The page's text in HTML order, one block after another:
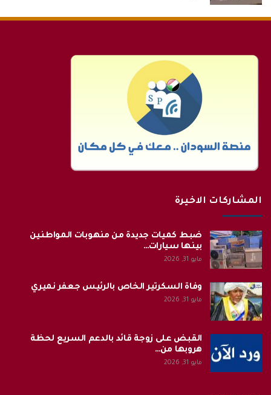
المشاركات الاخيرة
ضبط كميات جديدة من منهوبات المواطنين
بينها سيارات…
مايو 31, 2026
وفاة السكرتير الخاص بالرئيس جعفر نميري
مايو 31, 2026
القبض على زوجة قائد بالدعم السريع لحظة
هروبها من…
مايو 31, 2026